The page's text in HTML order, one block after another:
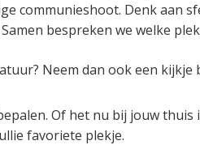
communieshoot. Denk aan
bespreken we welke
Neem dan ook een
Of het nu bij jouw
favoriete plekje.